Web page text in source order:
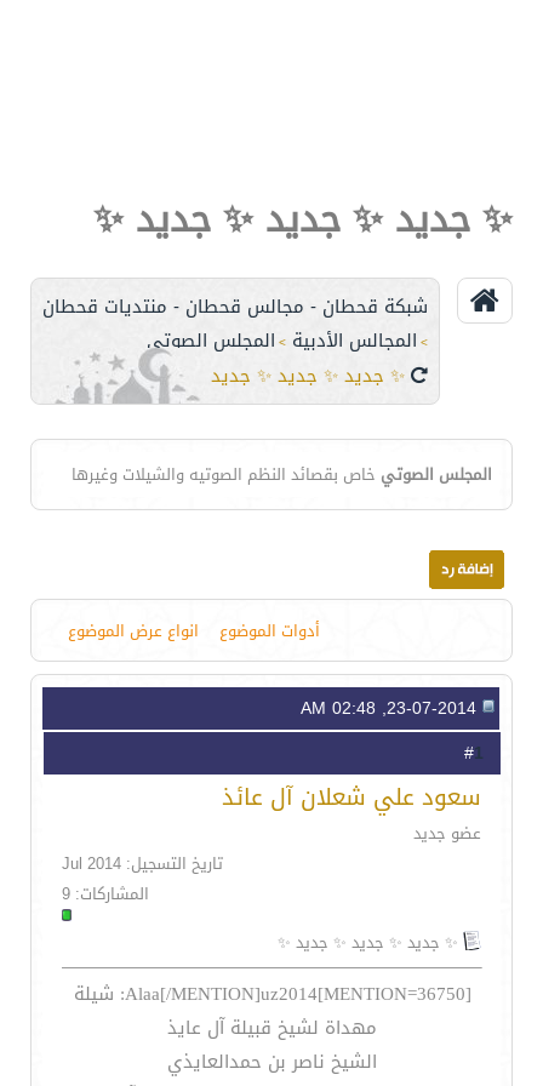
✨ جديد ✨ جديد ✨ جديد ✨
شبكة قحطان - مجالس قحطان - منتديات قحطان
> المجالس الأدبية > المجلس الصوتي
✨ جديد ✨ جديد ✨ جديد ✨
المجلس الصوتي خاص بقصائد النظم الصوتيه والشيلات وغيرها
أدوات الموضوع انواع عرض الموضوع
1
سعود علي شعلان آل عائذ
عضو جديد
تاريخ التسجيل: Jul 2014
المشاركات: 9
✨ جديد ✨ جديد ✨ جديد ✨
[MENTION=36750]Alaa[/MENTION]uz2014: شيلة
مهداة لشيخ قبيلة آل عايذ
الشيخ ناصر بن حمدالعايذي